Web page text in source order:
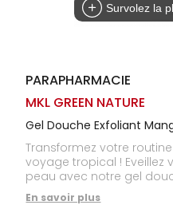
Survolez la
PARAPHARMACIE
MKL GREEN NATURE
Gel Douche Exfoliant
Transformez votre
voyage tropical ! Eveillez
peau avec notre gel
noyaux d’abricot et de
En savoir plus